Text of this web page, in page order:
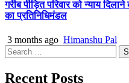
गरीब पीड़ित परिवार को न्याय
का प्रतिनिधिमंडल
3 months ago Himanshu Pal
Search
for:
Recent Posts